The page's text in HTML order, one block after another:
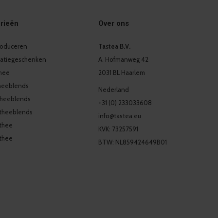
Over ons
Tastea B.V.
A. Hofmanweg 42
2031 BL Haarlem
Nederland
+31 (0) 233033608
info@tastea.eu
KVK: 73257591
BTW: NL859424649B01